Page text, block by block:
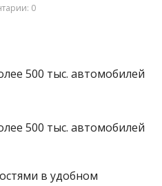
0
в удобном